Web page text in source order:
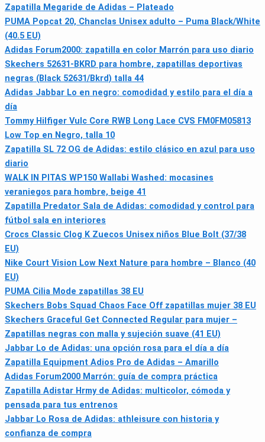
Zapatilla Megaride de Adidas – Plateado
PUMA Popcat 20, Chanclas Unisex adulto – Puma Black/White
(40.5 EU)
Adidas Forum2000: zapatilla en color Marrón para uso diario
Skechers 52631-BKRD para hombre, zapatillas deportivas
negras (Black 52631/Bkrd) talla 44
Adidas Jabbar Lo en negro: comodidad y estilo para el día a
día
Tommy Hilfiger Vulc Core RWB Long Lace CVS FM0FM05813
Low Top en Negro, talla 10
Zapatilla SL 72 OG de Adidas: estilo clásico en azul para uso
diario
WALK IN PITAS WP150 Wallabi Washed: mocasines
veraniegos para hombre, beige 41
Zapatilla Predator Sala de Adidas: comodidad y control para
fútbol sala en interiores
Crocs Classic Clog K Zuecos Unisex niños Blue Bolt (37/38
EU)
Nike Court Vision Low Next Nature para hombre – Blanco (40
EU)
PUMA Cilia Mode zapatillas 38 EU
Skechers Bobs Squad Chaos Face Off zapatillas mujer 38 EU
Skechers Graceful Get Connected Regular para mujer –
Zapatillas negras con malla y sujeción suave (41 EU)
Jabbar Lo de Adidas: una opción rosa para el día a día
Zapatilla Equipment Adios Pro de Adidas – Amarillo
Adidas Forum2000 Marrón: guía de compra práctica
Zapatilla Adistar Hrmy de Adidas: multicolor, cómoda y
pensada para tus entrenos
Jabbar Lo Rosa de Adidas: athleisure con historia y
confianza de compra